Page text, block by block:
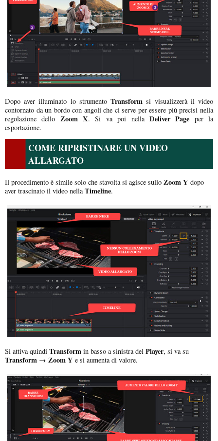
Dopo aver illuminato lo strumentoTransform si visualizzerà il video
contornato da un bordo con angoli che ci serve per essere più precisi nella
regolazione dello Zoom X. Si va poi nella Deliver Page per la
esportazione.
COME RIPRISTINARE UN VIDEO
ALLARGATO
Il procedimento è simile solo che stavolta si agisce sullo Zoom Y dopo
aver trascinato il video nellaTimeline.
Si attiva quindi Transform in basso a sinistra del Player, si va su
Transform → Zoom Y e si aumenta di valore.